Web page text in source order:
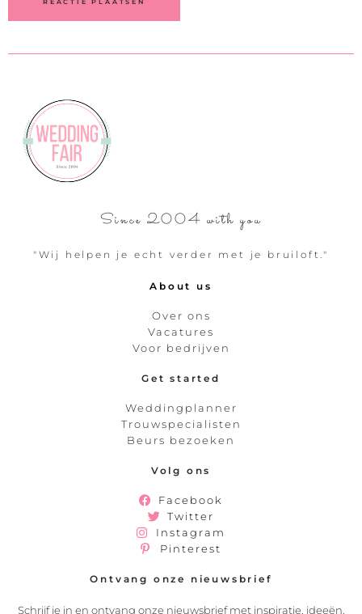
Since 2004 with you
"Wij helpen je echt verder met je bruiloft."
About us
Over ons
Vacatures
Voor bedrijven
Get started
Weddingplanner
Trouwspecialisten
Beurs bezoeken
Volg ons
Facebook
Twitter
Instagram
Pinterest
Ontvang onze nieuwsbrief
Schrijf je in en ontvang onze nieuwsbrief met inspiratie, ideeën,